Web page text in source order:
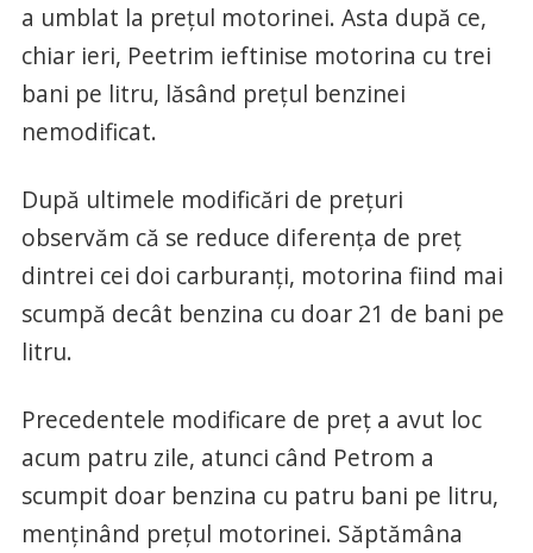
a umblat la prețul motorinei. Asta după ce,
chiar ieri, Peetrim ieftinise motorina cu trei
bani pe litru, lăsând prețul benzinei
nemodificat.
După ultimele modificări de prețuri
observăm că se reduce diferența de preț
dintrei cei doi carburanți, motorina fiind mai
scumpă decât benzina cu doar 21 de bani pe
litru.
Precedentele modificare de preț a avut loc
acum patru zile, atunci când Petrom a
scumpit doar benzina cu patru bani pe litru,
menținând prețul motorinei. Săptămâna